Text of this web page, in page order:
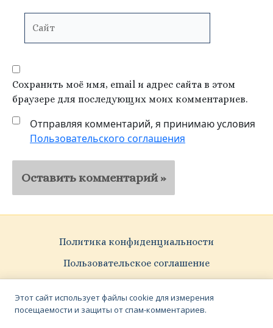
Сохранить моё имя, email и адрес сайта в этом
браузере для последующих моих комментариев.
Отправляя комментарий, я принимаю условия
Пользовательского соглашения
Политика конфиденциальности
Пользовательское соглашение
Этот сайт использует файлы cookie для измерения
посещаемости и защиты от спам-комментариев.